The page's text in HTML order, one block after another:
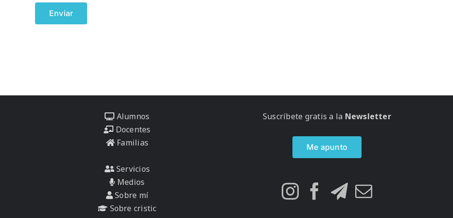
Alumnos
Docentes
Familias
Servicios
Medios
Sobre mí
Sobre cristic
Suscríbete gratis a la Newsletter
Me apunto